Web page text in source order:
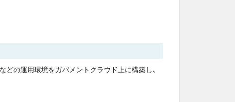
どの運用環境をガバメントクラウド上に構築し、